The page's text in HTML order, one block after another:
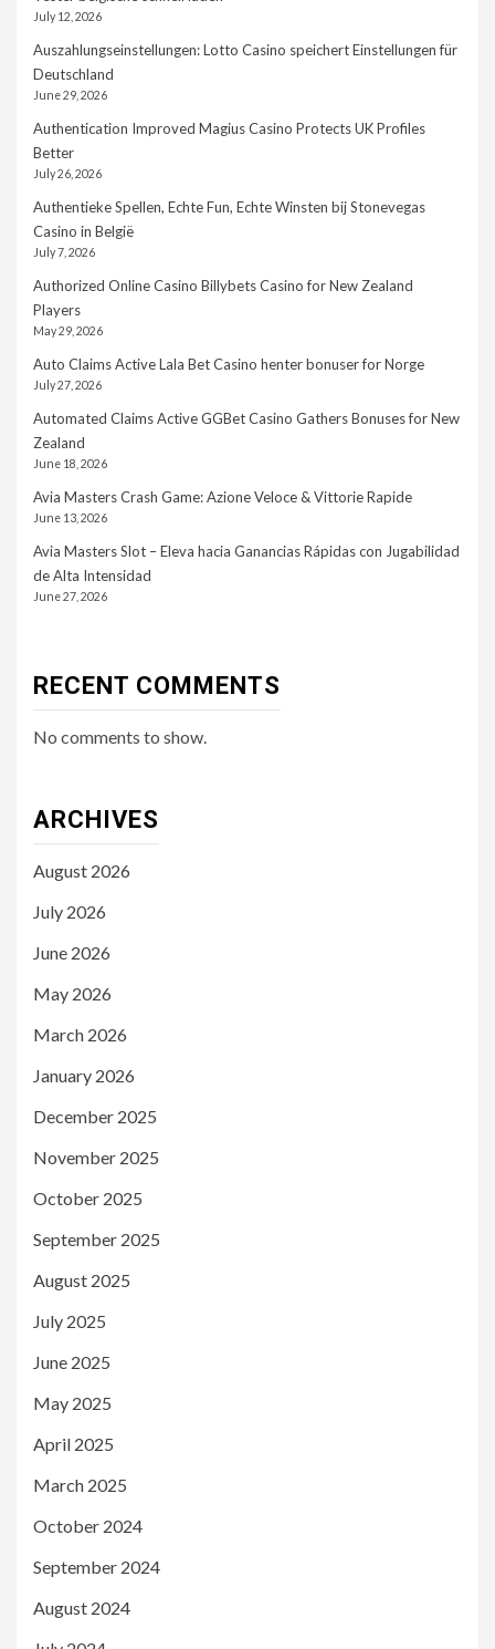
July 12, 2026
Auszahlungseinstellungen: Lotto Casino speichert Einstellungen für
Deutschland
June 29, 2026
Authentication Improved Magius Casino Protects UK Profiles
Better
July 26, 2026
Authentieke Spellen, Echte Fun, Echte Winsten bij Stonevegas
Casino in België
July 7, 2026
Authorized Online Casino Billybets Casino for New Zealand
Players
May 29, 2026
Auto Claims Active Lala Bet Casino henter bonuser for Norge
July 27, 2026
Automated Claims Active GGBet Casino Gathers Bonuses for New
Zealand
June 18, 2026
Avia Masters Crash Game: Azione Veloce & Vittorie Rapide
June 13, 2026
Avia Masters Slot – Eleva hacia Ganancias Rápidas con Jugabilidad
de Alta Intensidad
June 27, 2026
RECENT COMMENTS
No comments to show.
ARCHIVES
August 2026
July 2026
June 2026
May 2026
March 2026
January 2026
December 2025
November 2025
October 2025
September 2025
August 2025
July 2025
June 2025
May 2025
April 2025
March 2025
October 2024
September 2024
August 2024